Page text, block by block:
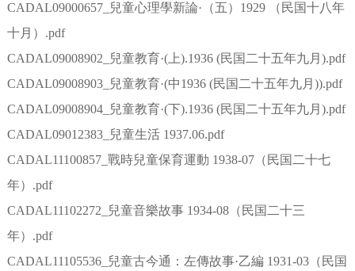
CADAL09000657_兒童心理學新論·（五）1929 （民国十八年
十月）.pdf
CADAL09008902_兒童教育·(上).1936 (民国二十五年九月).pdf
CADAL09008903_兒童教育·(中1936 (民国二十五年九月)).pdf
CADAL09008904_兒童教育·(下).1936 (民国二十五年九月).pdf
CADAL09012383_兒童生活 1937.06.pdf
CADAL11100857_戰時兒童保育運動 1938-07（民国二十七
年）.pdf
CADAL11102272_兒童音樂故事 1934-08（民国二十三
年）.pdf
CADAL11105536_兒童古今通：左傳故事·乙編 1931-03（民国